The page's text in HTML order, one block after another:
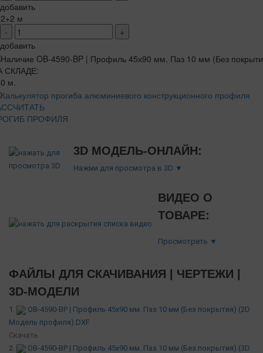
добавить
м
-
+
добавить
СКЛАДЕ:
м.
ПРОФИЛЯ
3D МОДЕЛЬ-ОНЛАЙН:
Нажми для просмотра в 3D ▼
ВИДЕО О
ТОВАРЕ:
Просмотреть ▼
ФАЙЛЫ ДЛЯ СКАЧИВАНИЯ | ЧЕРТЕЖИ |
3D-МОДЕЛИ
1.
OB-4590-BP | Профиль 45х90 мм. Паз 10 мм (Без покрытия) (2D
Модель профиля).DXF
Скачать
2.
OB-4590-BP | Профиль 45х90 мм. Паз 10 мм (Без покрытия) (3D